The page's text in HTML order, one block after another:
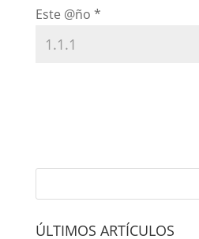
Este @ño *
ÚLTIMOS ARTÍCULOS